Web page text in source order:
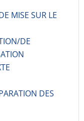
MISE SUR LE
DE
DES